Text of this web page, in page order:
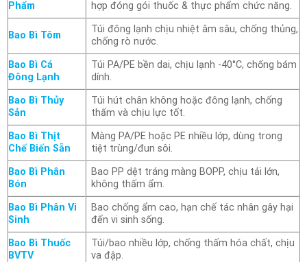
Phẩm
hợp đóng gói thuốc & thực phẩm chức năng.
Bao Bì Tôm
Túi đông lạnh chịu nhiệt âm sâu, chống thủng,
chống rò nước.
Bao Bì Cá
Đông Lạnh
Túi PA/PE bền dai, chịu lạnh -40°C, chống bám
dính.
Bao Bì Thủy
Sản
Túi hút chân không hoặc đông lạnh, chống
thấm và chịu lực tốt.
Bao Bì Thịt
Chế Biến Sẵn
Màng PA/PE hoặc PE nhiều lớp, dùng trong
tiệt trùng/đun sôi.
Bao Bì Phân
Bón
Bao PP dệt tráng màng BOPP, chịu tải lớn,
không thấm ẩm.
Bao Bì Phân Vi
Sinh
Bao chống ẩm cao, hạn chế tác nhân gây hại
đến vi sinh sống.
Bao Bì Thuốc
BVTV
Túi/bao nhiều lớp, chống thấm hóa chất, chịu
va đập.